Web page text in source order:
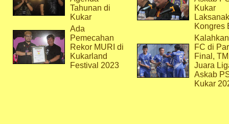
Tahunan di
Kukar
Ada
Pemecahan
Rekor MURI di
Kukarland
Festival 2023
Kukar
Kongres
FC di
Final,
Juara
Askab
Kukar